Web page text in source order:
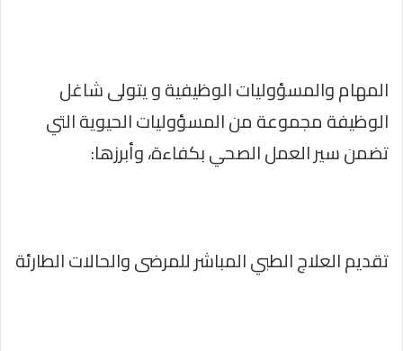
المهام والمسؤوليات الوظيفية و يتولى شاغل
الوظيفة مجموعة من المسؤوليات الحيوية التي
تضمن سير العمل الصحي بكفاءة، وأبرزها:
تقديم العلاج الطبي المباشر للمرضى والحالات الطارئة